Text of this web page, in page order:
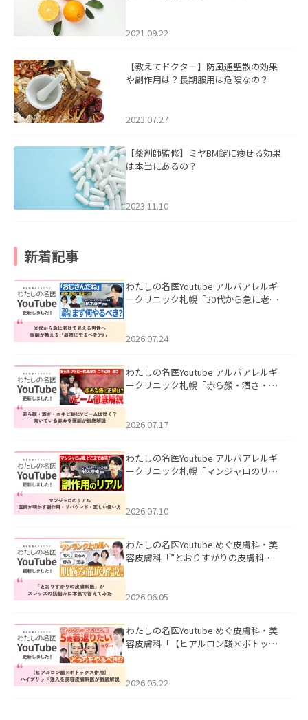
2021.09.22
【教えてドクター】防風通聖散の効果
や副作用は？長期服用は危険なの？
2023.07.27
【薬剤師監修】ミヤBM錠に痩せる効果
は本当にあるの？
2023.11.10
新着記事
わたしの名医Youtube アルバアレルギ
ークリニック札幌「30代から急に老け
た。
2026.07.24
わたしの名医Youtube アルバアレルギ
ークリニック札幌「赤ら顔・酒さ・ニ
した。
2026.07.17
わたしの名医Youtube アルバアレルギ
ークリニック札幌「マンジャロのリア
た。
2026.07.10
わたしの名医Youtube めぐ皮膚科・美
容皮膚科「”とおりすがりの皮膚科
2026.06.05
わたしの名医Youtube めぐ皮膚科・美
容皮膚科「【ヒアルロン酸×ボトック
た。
2026.05.22